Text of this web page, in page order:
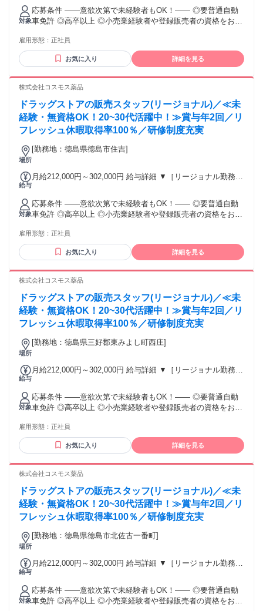
（残業時間 月2h程度） 247,000円～277,000円 【スキルアッ
プコース】早期キャリアアップを目指したい方向け 271,000円
～317,600円 （15ｈ分時間外手当含む。実際の残業時間11
ｈ） ※赴任住宅手当3万円込み（家賃6万円の物件入居の場
344,300円 （29ｈ分時間外手当含む。実際の残業時間16.5ｈ）
※赴任住宅手当3万円込み（家賃6万円の物件入居の場合）
【経験者B】小売業で店長・マネジメント職経験者(登録販売
者)) 309,300円～376,200円 （39ｈ分時間外手当含む。実際の
残業時間22ｈ） ※赴任住宅手当3万円込み（家賃6万円の物件
入居の場合） 勤務形態やエリアによって異なります。 詳細に
ついては【勤務地範囲と給与について】をご確認ください。
対象
応募条件 ――意欲次第で未経験者もOK！―― ◎要普通自動
車免許 ◎高卒以上 ◎小売業経験者や登録販売者の資格をお持
後、資格取得を目指すことも可能。研修や講習会もあり。 ※
同業界からの転職者が増えてきており、入社後活躍に繋がっ
ています。もちろん異業界からの応募や、第二新卒者も含め
雇用形態： 正社員
お気に入り 詳細を見る
株式会社コスモス薬品
ドラッグストアの販売スタッフ(リージョナル)／≪未
経験・無資格OK！20~30代活躍中！≫賞与年2回／リ
フレッシュ休暇取得率100％／研修制度充実
場所
[勤務地：徳島県徳島市住吉]
給与
月給212,000円～302,000円 給与詳細 ▼［リージョナル勤務］
（残業時間 月2h程度） 247,000円～277,000円 【スキルアッ
プコース】早期キャリアアップを目指したい方向け 271,000円
～317,600円 （15ｈ分時間外手当含む。実際の残業時間11
ｈ） ※赴任住宅手当3万円込み（家賃6万円の物件入居の場
344,300円 （29ｈ分時間外手当含む。実際の残業時間16.5ｈ）
※赴任住宅手当3万円込み（家賃6万円の物件入居の場合）
【経験者B】小売業で店長・マネジメント職経験者(登録販売
者)) 309,300円～376,200円 （39ｈ分時間外手当含む。実際の
残業時間22ｈ） ※赴任住宅手当3万円込み（家賃6万円の物件
入居の場合） 勤務形態やエリアによって異なります。 詳細に
ついては【勤務地範囲と給与について】をご確認ください。
対象
応募条件 ――意欲次第で未経験者もOK！―― ◎要普通自動
車免許 ◎高卒以上 ◎小売業経験者や登録販売者の資格をお持
後、資格取得を目指すことも可能。研修や講習会もあり。 ※
同業界からの転職者が増えてきており、入社後活躍に繋がっ
ています。もちろん異業界からの応募や、第二新卒者も含め
雇用形態： 正社員
お気に入り 詳細を見る
株式会社コスモス薬品
ドラッグストアの販売スタッフ(リージョナル)／≪未
経験・無資格OK！20~30代活躍中！≫賞与年2回／リ
フレッシュ休暇取得率100％／研修制度充実
場所
[勤務地：徳島県三好郡東みよし町西庄]
給与
月給212,000円～302,000円 給与詳細 ▼［リージョナル勤務］
（残業時間 月2h程度） 247,000円～277,000円 【スキルアッ
プコース】早期キャリアアップを目指したい方向け 271,000円
～317,600円 （15ｈ分時間外手当含む。実際の残業時間11
ｈ） ※赴任住宅手当3万円込み（家賃6万円の物件入居の場
344,300円 （29ｈ分時間外手当含む。実際の残業時間16.5ｈ）
※赴任住宅手当3万円込み（家賃6万円の物件入居の場合）
【経験者B】小売業で店長・マネジメント職経験者(登録販売
者)) 309,300円～376,200円 （39ｈ分時間外手当含む。実際の
残業時間22ｈ） ※赴任住宅手当3万円込み（家賃6万円の物件
入居の場合） 勤務形態やエリアによって異なります。 詳細に
ついては【勤務地範囲と給与について】をご確認ください。
対象
応募条件 ――意欲次第で未経験者もOK！―― ◎要普通自動
車免許 ◎高卒以上 ◎小売業経験者や登録販売者の資格をお持
後、資格取得を目指すことも可能。研修や講習会もあり。 ※
同業界からの転職者が増えてきており、入社後活躍に繋がっ
ています。もちろん異業界からの応募や、第二新卒者も含め
雇用形態： 正社員
お気に入り 詳細を見る
株式会社コスモス薬品
ドラッグストアの販売スタッフ(リージョナル)／≪未
経験・無資格OK！20~30代活躍中！≫賞与年2回／リ
フレッシュ休暇取得率100％／研修制度充実
場所
[勤務地：徳島県徳島市北佐古一番町]
給与
月給212,000円～302,000円 給与詳細 ▼［リージョナル勤務］
（残業時間 月2h程度） 247,000円～277,000円 【スキルアッ
プコース】早期キャリアアップを目指したい方向け 271,000円
～317,600円 （15ｈ分時間外手当含む。実際の残業時間11
対象
応募条件 ――意欲次第で未経験者もOK！―― ◎要普通自動
車免許 ◎高卒以上 ◎小売業経験者や登録販売者の資格をお持